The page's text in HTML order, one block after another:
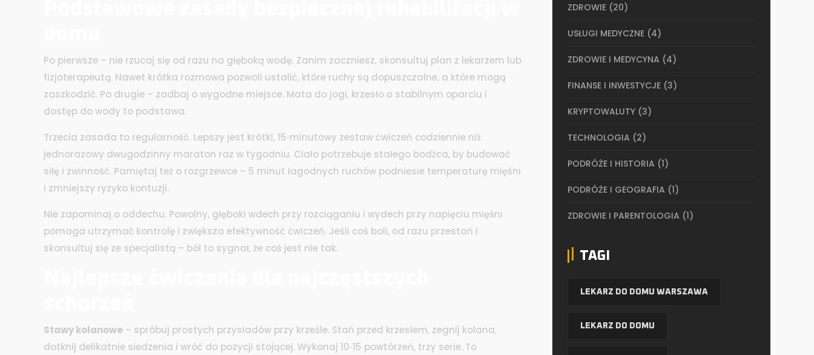
Po pierwsze – nie rzucaj się od razu na głęboką wodę. Zanim zaczniesz, skonsultuj plan z lekarzem lub
fizjoterapeutą. Nawet krótka rozmowa pozwoli ustalić, które ruchy są dopuszczalne, a które mogą
zaszkodzić. Po drugie – zadbaj o wygodne miejsce. Mata do jogi, krzesło o stabilnym oparciu i
dostęp do wody to podstawa.
Trzecia zasada to regularność. Lepszy jest krótki, 15‑minutowy zestaw ćwiczeń codziennie niż
jednorazowy dwugodzinny maraton raz w tygodniu. Ciało potrzebuje stałego bodźca, by budować
siłę i zwinność. Pamiętaj też o rozgrzewce – 5 minut łagodnych ruchów podniesie temperaturę mięśni
i zmniejszy ryzyko kontuzji.
Nie zapominaj o oddechu. Powolny, głęboki wdech przy rozciąganiu i wydech przy napięciu mięśni
pomaga utrzymać kontrolę i zwiększa efektywność ćwiczeń. Jeśli coś boli, od razu przestań i
skonsultuj się ze specjalistą – ból to sygnał, że coś jest nie tak.
Stawy kolanowe – spróbuj prostych przysiadów przy krześle. Stań przed krzesłem, zegnij kolana,
dotknij delikatnie siedzenia i wróć do pozycji stojącej. Wykonaj 10‑15 powtórzeń, trzy serie. To
ZDROWIE (20)
USŁUGI MEDYCZNE (4)
ZDROWIE I MEDYCYNA (4)
FINANSE I INWESTYCJE (3)
KRYPTOWALUTY (3)
TECHNOLOGIA (2)
PODRÓŻE I HISTORIA (1)
PODRÓŻE I GEOGRAFIA (1)
ZDROWIE I PARENTOLOGIA (1)
TAGI
LEKARZ DO DOMU WARSZAWA
LEKARZ DO DOMU